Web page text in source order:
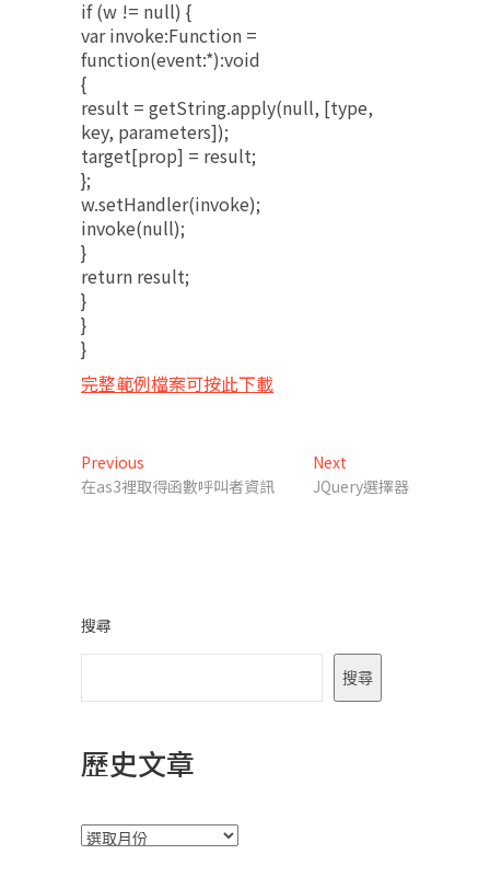
if (w != null) {
var invoke:Function =
function(event:*):void
{
result = getString.apply(null, [type,
key, parameters]);
target[prop] = result;
};
w.setHandler(invoke);
invoke(null);
}
return result;
}
}
}
完整範例檔案可按此下載
文
章
Previous
post:
在as3裡取得函數呼叫者資訊
Next
post:
JQuery選擇器
搜尋
搜尋
歷史文章
彙